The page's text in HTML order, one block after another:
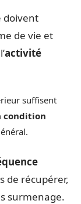
doivent
de vie et
activité
suffisent
condition
de récupérer,
surmenage.